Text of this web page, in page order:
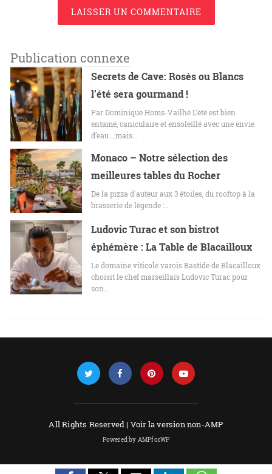
LAISSER UN COMMENTAIRE
Publication connexe
Secrets de Cave: Rosés ou Blancs
l’été sera gourmand !
Par Dominique Homs-Vailhé L’été est bien
entamé, caniculaire et ensoleillé avec une envie
d’eau …mais…
Monaco – Notre sélection des
meilleures tables du Rocher
De la pizza d'auteur aux 3 étoiles, du rooftop à la
brasserie de légende :…
Ludovic Turac et son bistrot
éphémère : La Table de Blacailloux
Le domaine viticole varois Bastide de Blacailloux
choisit le chef marseillais Ludovic Turac pour
son…
All Rights Reserved | Voir la version non-AMP
Powered by AMPforWP